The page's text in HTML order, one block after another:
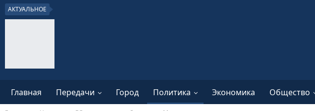
АКТУАЛЬНОЕ
Главная Передачи Город Политика Экономика Общество